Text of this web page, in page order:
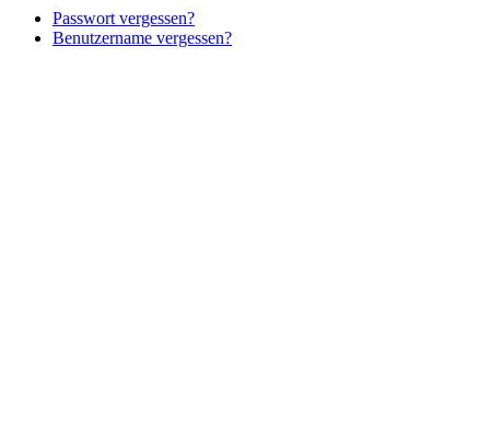
Passwort vergessen?
Benutzername vergessen?